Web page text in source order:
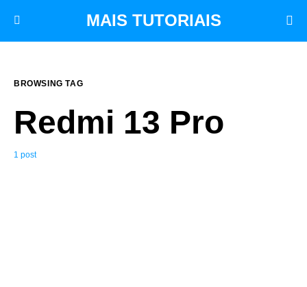
MAIS TUTORIAIS
BROWSING TAG
Redmi 13 Pro
1 post